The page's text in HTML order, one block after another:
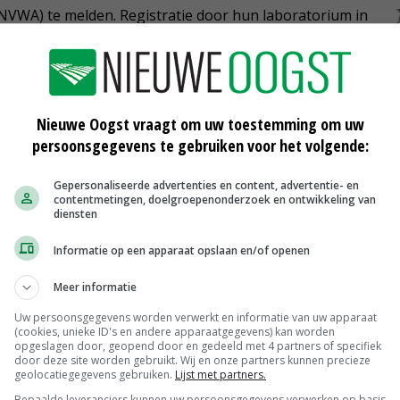
te melden. Registratie door hun laboratorium in
alle eieren die zijn geproduceerd sinds de datum
NVWA. Deze eieren mogen niet worden verhandeld
Als de serotypering geen SE of (m)ST
de eieren vrijgegeven. Als er wel SE of (m)ST
besmet verklaard. De maatregelen die in dat
werkwijze behalve dat ze gelden vanaf de
gewenste werkwijze rondom het ophalen van de
af te stemmen met het pakstation/de verzamelaar.
eieren vanaf het moment van monstername vast te
totdat de uitslag van het salmonellaonderzoek
Nieuwe Oogst vraagt om uw toestemming om uw
persoonsgegevens te gebruiken voor het volgende:
Gepersonaliseerde advertenties en content, advertentie- en
contentmetingen, doelgroepenonderzoek en ontwikkeling van
diensten
Informatie op een apparaat opslaan en/of openen
Meer informatie
Uw persoonsgegevens worden verwerkt en informatie van uw apparaat
(cookies, unieke ID's en andere apparaatgegevens) kan worden
opgeslagen door, geopend door en gedeeld met 4 partners of specifiek
door deze site worden gebruikt. Wij en onze partners kunnen precieze
geolocatiegegevens gebruiken. Lijst met partners.